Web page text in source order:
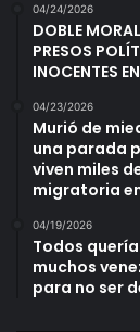
04/24/2026
DOBLE
PRESOS
INOCENTES
04/23/2026
Murió de
una parada
viven miles
migratoria en
04/19/2026
Todos
muchos
para no ser